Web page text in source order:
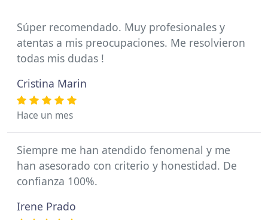
Súper recomendado. Muy profesionales y
atentas a mis preocupaciones. Me resolvieron
todas mis dudas !
Cristina Marin
Hace un mes
Siempre me han atendido fenomenal y me
han asesorado con criterio y honestidad. De
confianza 100%.
Irene Prado